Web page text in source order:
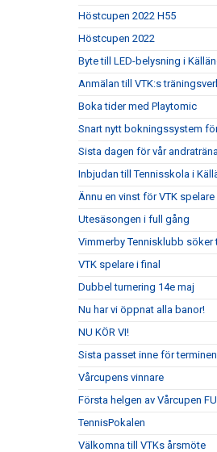
Höstcupen 2022 H55
Höstcupen 2022
Byte till LED-belysning i
Anmälan till VTK:s
Boka tider med Playtomic
Snart nytt bokningssystem
Sista dagen för vår
Inbjudan till Tennisskola i
Ännu en vinst för VTK spelare
Utesäsongen i full gång
Vimmerby Tennisklubb söker
VTK spelare i final
Dubbel turnering 14e maj
Nu har vi öppnat alla banor!
NU KÖR VI!
Sista passet inne för terminen
Vårcupens vinnare
Första helgen av Vårcupen
TennisPokalen
Välkomna till VTKs årsmöte